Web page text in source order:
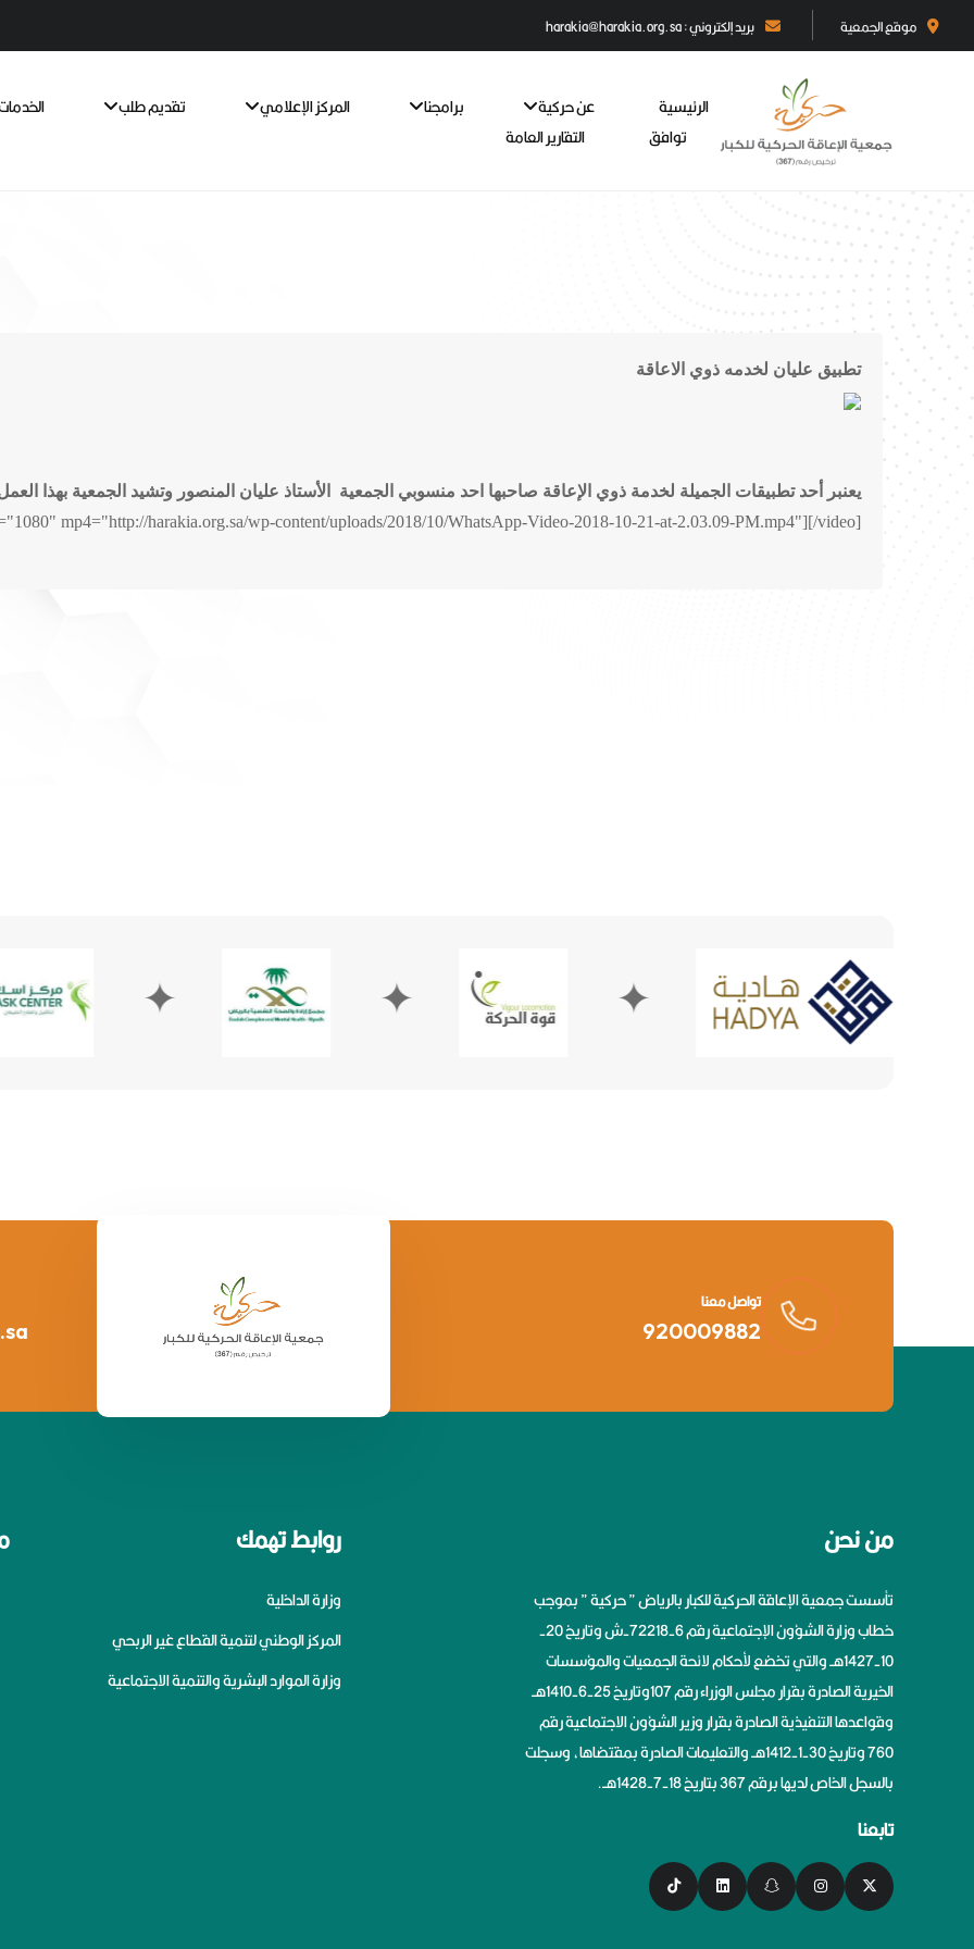
موقع الجمعية بريد إلكتروني : harakia@harakia.org.sa
الرئيسية عن حركية برامجنا المركز الإعلامي تقديم طلب
توافق
التقارير العامة
تطبيق عليان لخدمه ذوي الاعاقة
يعنبر أحد تطبيقات الجميلة لخدمة ذوي الإعاقة صاحبها احد منسوبي الجمعية الأستاذ عليان المنصور وتشيد الجمعية بهذا
mp4="http://harakia.org.sa/wp-content/uploads/2018/10/WhatsApp-Video-2018-10-21-at-2.03.09-PM.mp4"][/video]
✦ ✦ ✦
تواصل معنا
920009882
من نحن
تأسست جمعية الإعاقة الحركية للكبار بالرياض ” حركية ” بموجب
خطاب وزارة الشؤون الإجتماعية رقم 6-72218-ش وتاريخ 20-
10-1427هــ والتي تخضع لأحكام لائحة الجمعيات والمؤسسات
الخيرية الصادرة بقرار مجلس الوزراء رقم 107وتاريخ 25-6-1410هــ
وقواعدها التنفيذية الصادرة بقرار وزير الشؤون الاجتماعية رقم
760 وتاريخ 30-1-1412هــ والتعليمات الصادرة بمقتضاها، وسجلت
بالسجل الخاص لديها برقم 367 بتاريخ 18-7-1428هــ.
تابعنا
روابط تهمك
وزارة الداخلية
المركز الوطني لتنمية القطاع غير الربحي
وزارة الموارد البشرية والتنمية الاجتماعية